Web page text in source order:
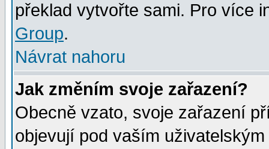
překlad vytvořte sami. Pro více
Group.
Návrat nahoru
Jak změním svoje zařazení?
Obecně vzato, svoje zařazení
objevují pod vaším